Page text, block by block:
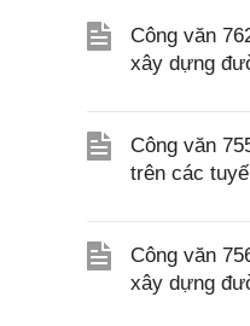
Công văn
xây dựng
Công văn
trên các
Công văn
xây dựng